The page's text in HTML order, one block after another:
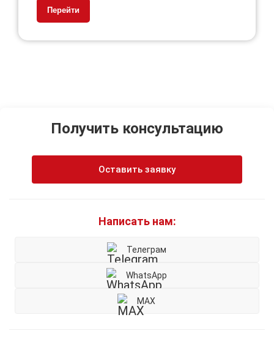
Перейти
Получить консультацию
Оставить заявку
Написать нам:
Телеграм
WhatsApp
MAX